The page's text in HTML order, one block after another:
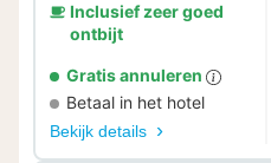
Inclusief zeer goed
ontbijt
Gratis annuleren
Betaal in het hotel
Bekijk details